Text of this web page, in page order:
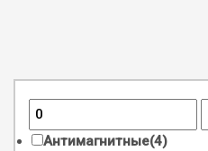
Антимагнитные(4)